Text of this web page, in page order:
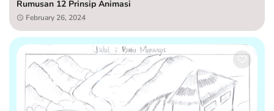
Rumusan 12 Prinsip Animasi
February 26, 2024